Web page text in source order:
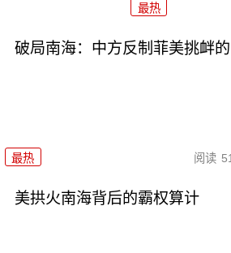
最热
破局南海：中方反制菲美挑衅
最热 阅读
美拱火南海背后的霸权算计